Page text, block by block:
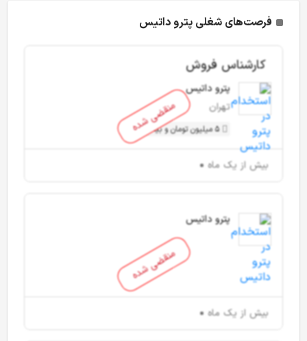
فرصت‌های شغلی پترو داتیس
منقضی شده
کارشناس فروش
پترو داتیس
تهران
5 میلیون تومان و بیشتر
بیش از یک ماه
منقضی شده
پترو داتیس
بیش از یک ماه